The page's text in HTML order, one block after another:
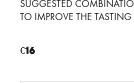
SUGGESTED
TO IMPROVE THE TASTING
€16